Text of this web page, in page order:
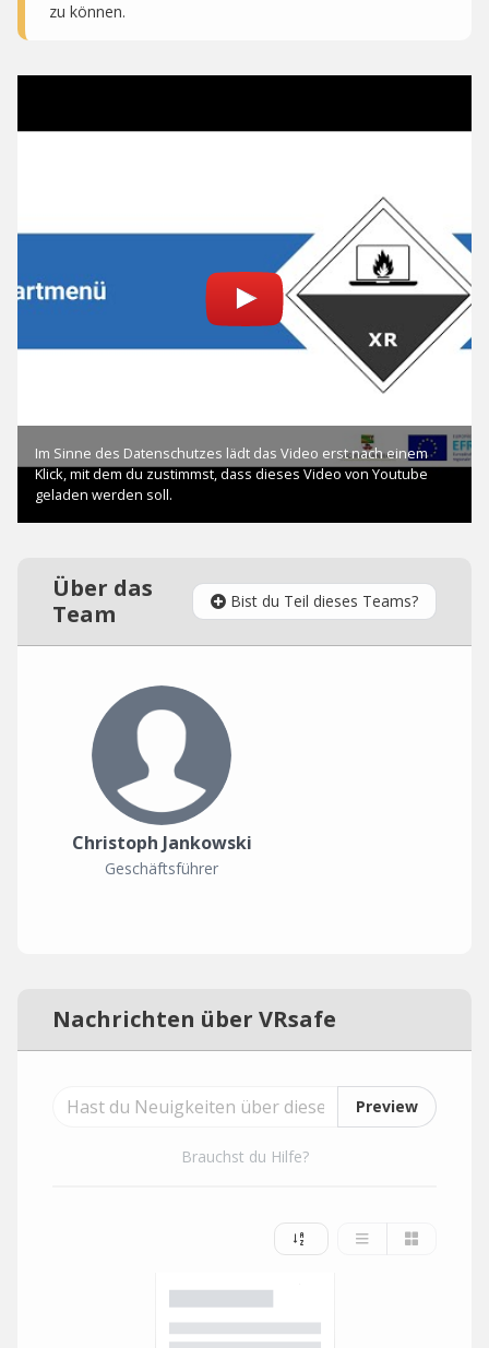
zu können.
Über das
Team
Bist du Teil dieses Teams?
Christoph Jankowski
Geschäftsführer
Nachrichten über VRsafe
Preview
Brauchst du Hilfe?